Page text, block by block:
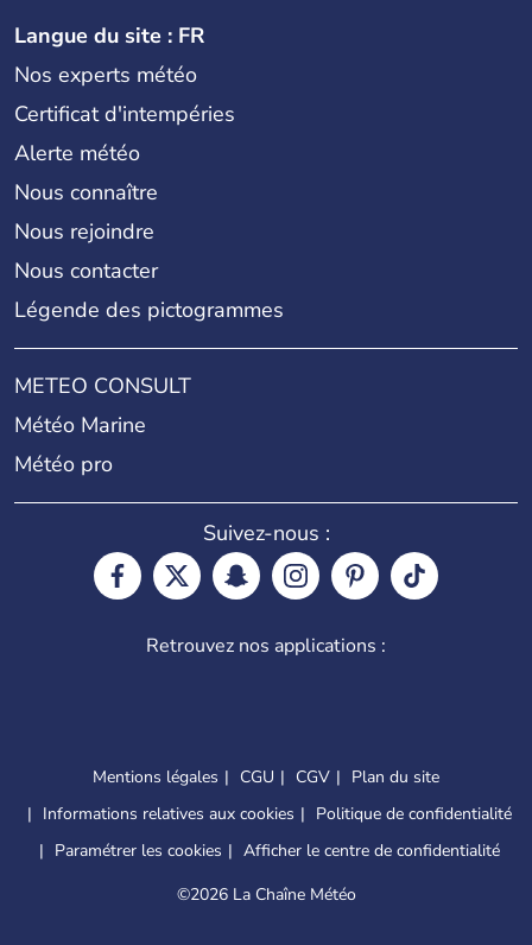
Langue du site : FR
Nos experts météo
Certificat d'intempéries
Alerte météo
Nous connaître
Nous rejoindre
Nous contacter
Légende des pictogrammes
METEO CONSULT
Météo Marine
Météo pro
Suivez-nous :
Retrouvez nos applications :
Mentions légales CGU CGV
Plan du site
Informations relatives aux cookies
Politique de confidentialité
Paramétrer les cookies
Afficher le centre de confidentialité
©2026 La Chaîne Météo